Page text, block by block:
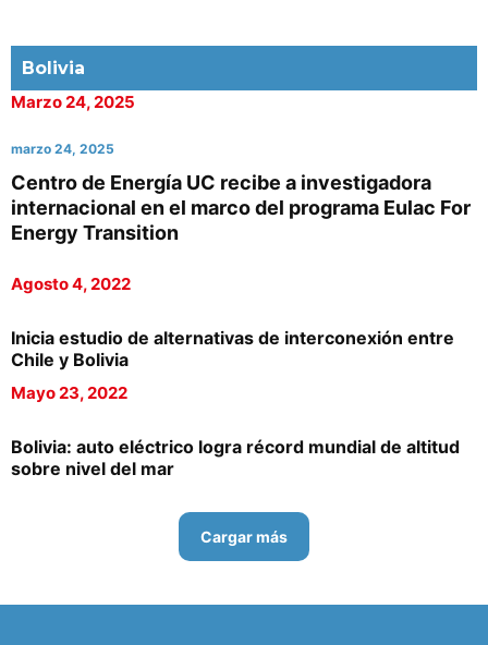
Bolivia
Marzo 24, 2025
marzo 24, 2025
Centro de Energía UC recibe a investigadora
internacional en el marco del programa Eulac For
Energy Transition
Agosto 4, 2022
Inicia estudio de alternativas de interconexión entre
Chile y Bolivia
Mayo 23, 2022
Bolivia: auto eléctrico logra récord mundial de altitud
sobre nivel del mar
Cargar más